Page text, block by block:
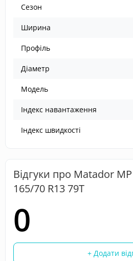
Сезон
Ширина
Профіль
Діаметр
Модель
Індекс навантаження
Індекс швидкості
Відгуки про Matador
165/70 R13 79T
0
+ Додати